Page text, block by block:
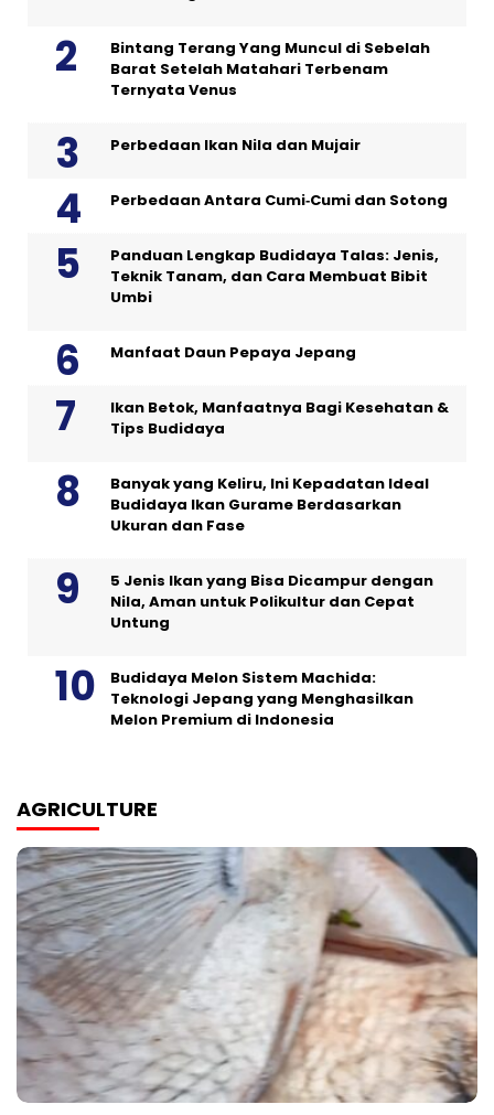
Bintang Terang Yang Muncul di Sebelah
Barat Setelah Matahari Terbenam
Ternyata Venus
Perbedaan Ikan Nila dan Mujair
Perbedaan Antara Cumi‑Cumi dan Sotong
Panduan Lengkap Budidaya Talas: Jenis,
Teknik Tanam, dan Cara Membuat Bibit
Umbi
Manfaat Daun Pepaya Jepang
Ikan Betok, Manfaatnya Bagi Kesehatan &
Tips Budidaya
Banyak yang Keliru, Ini Kepadatan Ideal
Budidaya Ikan Gurame Berdasarkan
Ukuran dan Fase
5 Jenis Ikan yang Bisa Dicampur dengan
Nila, Aman untuk Polikultur dan Cepat
Untung
Budidaya Melon Sistem Machida:
Teknologi Jepang yang Menghasilkan
Melon Premium di Indonesia
AGRICULTURE